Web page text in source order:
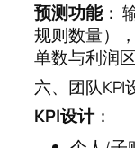
预测功能：
规则数量）
单数与利润
六、团队KPI
KPI设计：